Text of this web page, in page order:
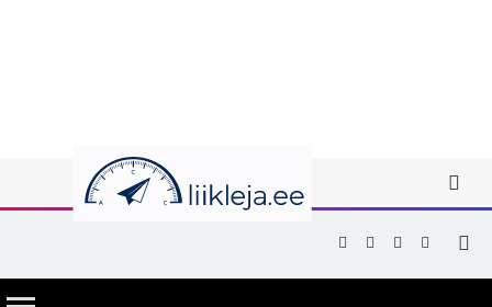
Facebook
X
(Twitter)
Instagram
YouTube